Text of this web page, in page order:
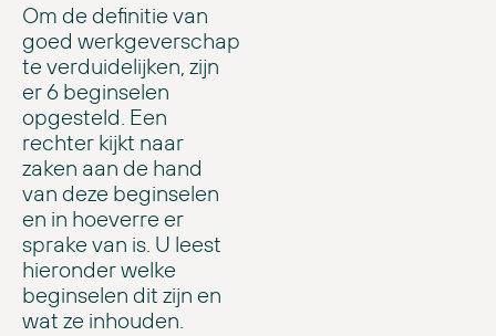
Om de definitie van
goed werkgeverschap
te verduidelijken, zijn
er 6 beginselen
opgesteld. Een
rechter kijkt naar
zaken aan de hand
van deze beginselen
en in hoeverre er
sprake van is. U leest
hieronder welke
beginselen dit zijn en
wat ze inhouden.